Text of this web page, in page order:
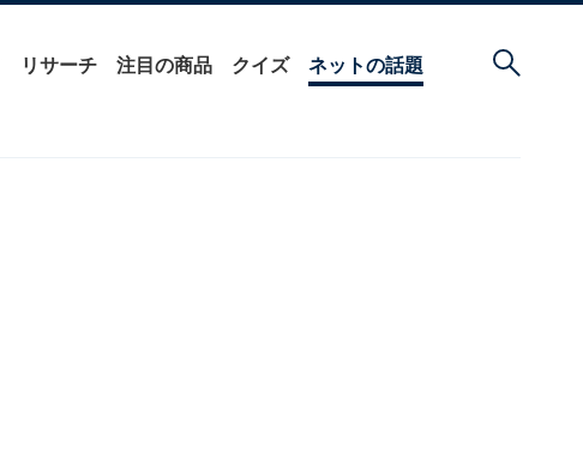
リサーチ 注目の商品 クイズ ネットの話題